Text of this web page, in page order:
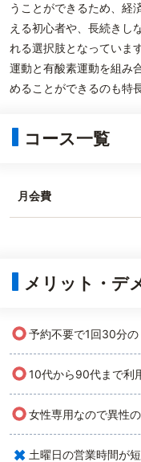
うことができるため、経
える初心者や、長続きし
れる選択肢となっていま
運動と有酸素運動を組み
めることができるのも特
コース一覧
月会費
メリット・デ
○予約不要で1回30分
○10代から90代まで利
○女性専用なので異性
× 土曜日の営業時間が